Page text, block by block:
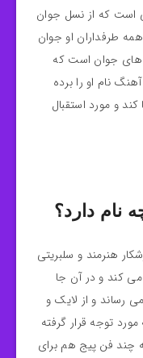
است که از نسل جوان
طرفداران او جوان
های جوان است که
نام او را برده
و مورد استقبال
نام دارد؟
هنرمند و سلبریتی
کند و در آن جا
رساند و از لایک و
توجه قرار گرفته
دارد که چند فن پیج هم برای